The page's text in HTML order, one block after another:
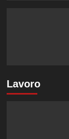
Lavoro